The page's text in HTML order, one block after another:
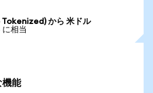
から 米ドル
に相当
機能